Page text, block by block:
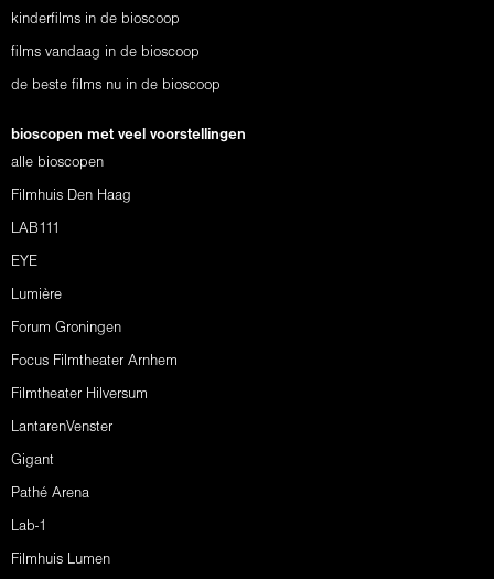
kinderfilms in de bioscoop
films vandaag in de bioscoop
de beste films nu in de bioscoop
bioscopen met veel voorstellingen
alle bioscopen
Filmhuis Den Haag
LAB111
EYE
Lumière
Forum Groningen
Focus Filmtheater Arnhem
Filmtheater Hilversum
LantarenVenster
Gigant
Pathé Arena
Lab-1
Filmhuis Lumen